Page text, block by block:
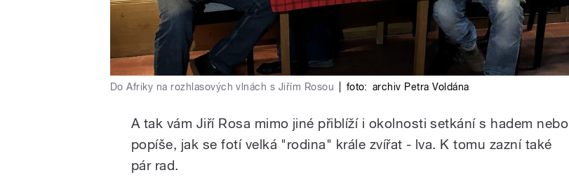
Do Afriky na rozhlasových vlnách s Jiřím Rosou foto: archiv Petra Voldána
A tak vám Jiří Rosa mimo jiné přiblíží i okolnosti setkání s hadem nebo
popíše, jak se fotí velká "rodina" krále zvířat - lva. K tomu zazní také
pár rad.